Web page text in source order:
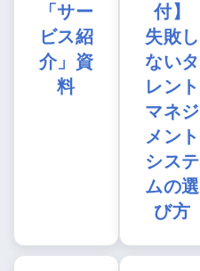
「サー
ビス紹
介」資
料
付】
失敗し
ないタ
レント
マネジ
メント
システ
ムの選
び方